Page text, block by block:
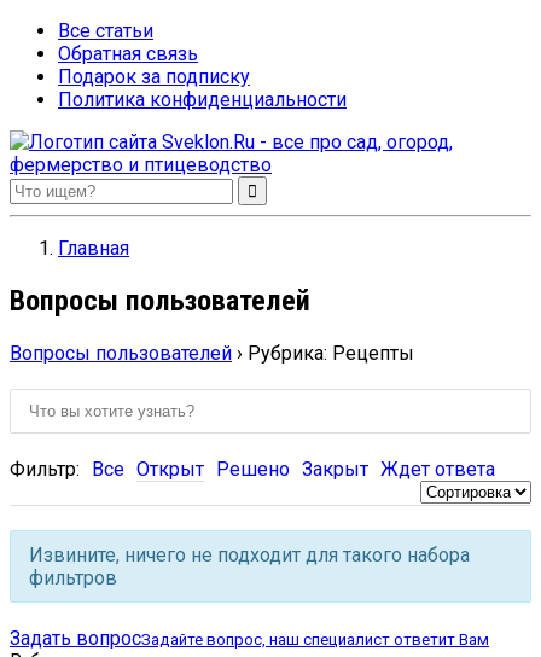
Все статьи
Обратная связь
Подарок за подписку
Политика конфиденциальности
Sveklon.Ru – все про сад, огород, фермерство и птицеводство
Главная
Вопросы пользователей
Вопросы пользователей › Рубрика: Рецепты
Фильтр: Все Открыт Решено Закрыт Ждет ответа
Извините, ничего не подходит для такого набора
фильтров
Задать вопросЗадайте вопрос, наш специалист ответит Вам